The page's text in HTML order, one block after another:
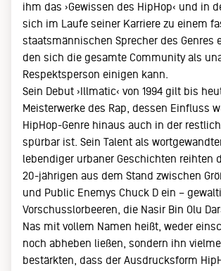
ihm das ›Gewissen des HipHop‹ und in
sich im Laufe seiner Karriere zu einem
staatsmännischen Sprecher des Genres
den sich die gesamte Community als
Respektsperson einigen kann.
Sein Debut ›Illmatic‹ von 1994 gilt bis
Meisterwerke des Rap, dessen Einfluss
HipHop-Genre hinaus auch in der
spürbar ist. Sein Talent als
lebendiger urbaner Geschichten reihten
20-jährigen aus dem Stand zwischen
und Public Enemys Chuck D ein –
Vorschusslorbeeren, die Nasir Bin Olu
Nas mit vollem Namen heißt, weder
noch abheben ließen, sondern ihn
bestärkten, dass der Ausdrucksform